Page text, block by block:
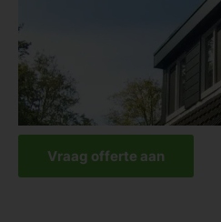
Vraag offerte aan